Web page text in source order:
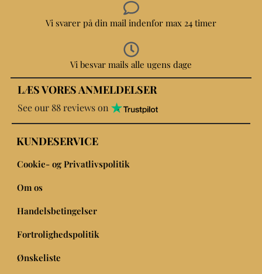
Vi svarer på din mail indenfor max 24 timer
Vi besvar mails alle ugens dage
LÆS VORES ANMELDELSER
See our 88 reviews on
KUNDESERVICE
Cookie- og Privatlivspolitik
Om os
Handelsbetingelser
Fortrolighedspolitik
Ønskeliste